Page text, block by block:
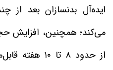
ایده‌آل بدنسازان بعد
می‌کند؛ همچنین، افزایش
از حدود ۸ تا